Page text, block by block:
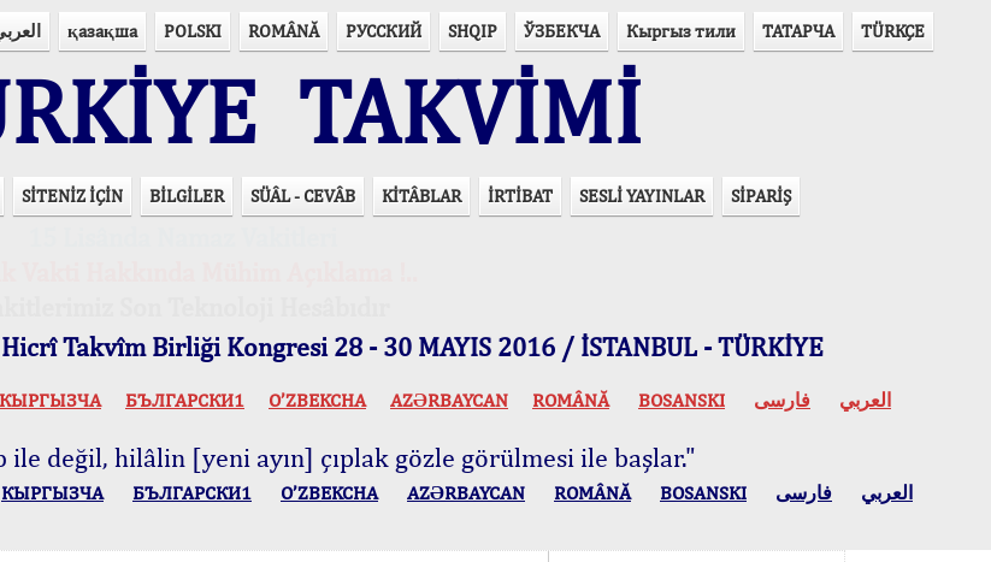
қазақша POLSKI ROMÂNĂ РУССКИЙ SHQIP ЎЗБЕКЧА Кыргыз тили ТАТАРЧА TÜRKÇE
TAKVİMİ
SİTENİZ İÇİN BİLGİLER SÜÂL - CEVÂB KİTÂBLAR İRTİBAT SESLİ YAYINLAR SİPARİŞ
Takvîm Birliği Kongresi 28 - 30 MAYIS 2016 / İSTANBUL - TÜRKİYE
КЫPГЫЗЧA БЪЛГАРСКИ1 O’ZBEKCHA AZӘRBAYCAN ROMÂNĂ BOSANSKI العربي فارسی
ile değil, hilâlin [yeni ayın] çıplak gözle görülmesi ile başlar."
КЫPГЫЗЧA БЪЛГАРСКИ1 O’ZBEKCHA AZӘRBAYCAN ROMÂNĂ BOSANSKI العربي فارسی